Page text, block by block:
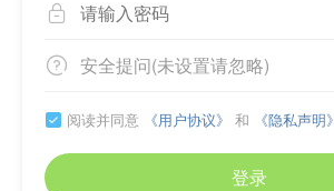

 安全提问(未设置请忽略)
 阅读并同意 《用户协议》 和 《隐私声明》
登录